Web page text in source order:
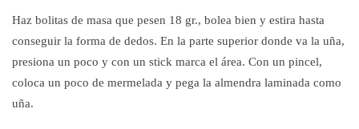
Haz bolitas de masa que pesen 18 gr., bolea bien y estira hasta
conseguir la forma de dedos. En la parte superior donde va la uña,
presiona un poco y con un stick marca el área. Con un pincel,
coloca un poco de mermelada y pega la almendra laminada como
uña.